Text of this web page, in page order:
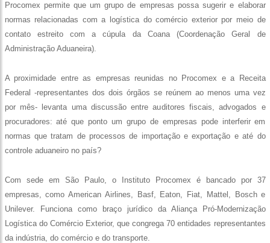
Procomex permite que um grupo de empresas possa sugerir e elaborar
normas relacionadas com a logística do comércio exterior por meio de
contato estreito com a cúpula da Coana (Coordenação Geral de
Administração Aduaneira).
A proximidade entre as empresas reunidas no Procomex e a Receita
Federal -representantes dos dois órgãos se reúnem ao menos uma vez
por mês- levanta uma discussão entre auditores fiscais, advogados e
procuradores: até que ponto um grupo de empresas pode interferir em
normas que tratam de processos de importação e exportação e até do
controle aduaneiro no país?
Com sede em São Paulo, o Instituto Procomex é bancado por 37
empresas, como American Airlines, Basf, Eaton, Fiat, Mattel, Bosch e
Unilever. Funciona como braço jurídico da Aliança Pró-Modernização
Logística do Comércio Exterior, que congrega 70 entidades representantes
da indústria, do comércio e do transporte.